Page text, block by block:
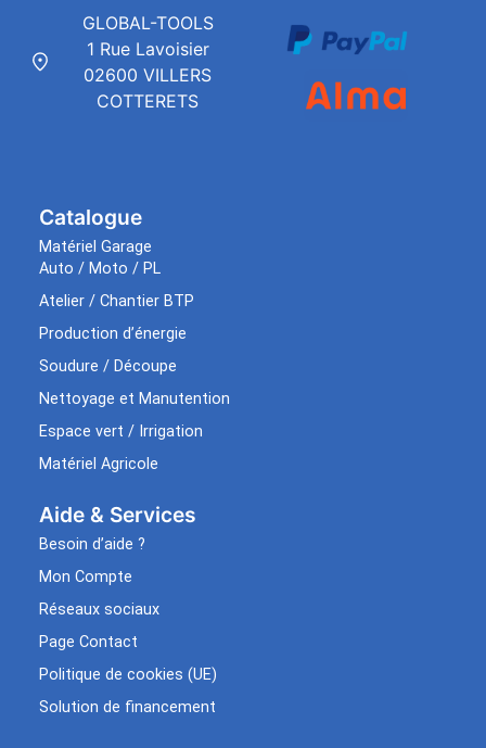
Catalogue
Matériel Garage
Auto / Moto / PL
Atelier / Chantier BTP
Production d’énergie
Soudure / Découpe
Nettoyage et Manutention
Espace vert / Irrigation
Matériel Agricole
Aide & Services​
Besoin d’aide ?
Mon Compte
Réseaux sociaux
Page Contact
Politique de cookies (UE)
Solution de financement
GLOBAL-TOOLS
1 Rue Lavoisier
02600 VILLERS
COTTERETS